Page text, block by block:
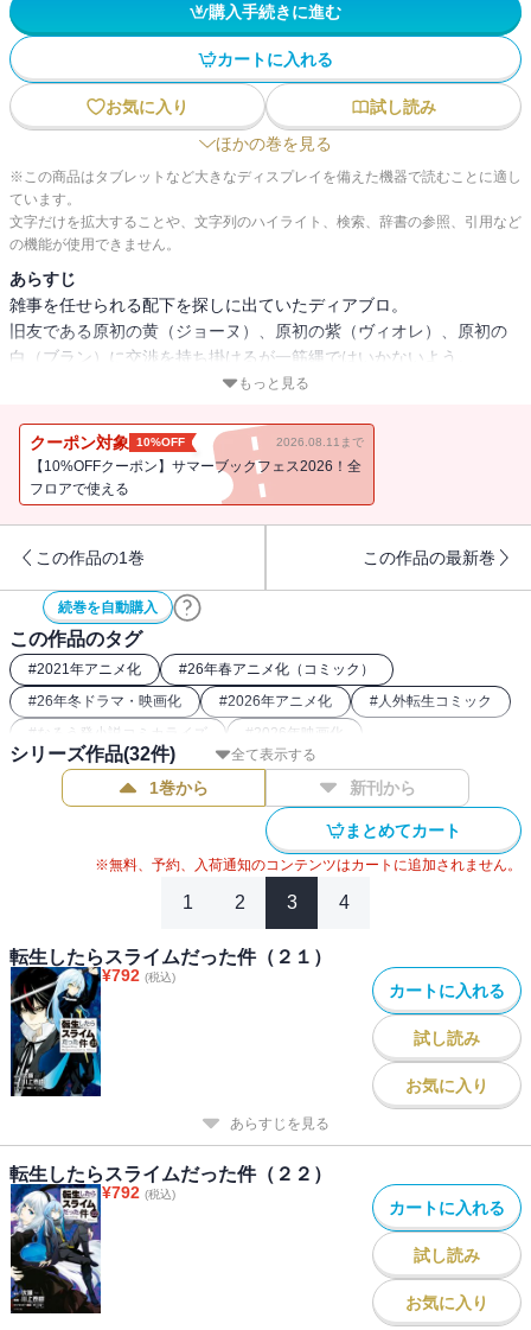
購入手続きに進む
カートに入れる
お気に入り
試し読み
ほかの巻を見る
※この商品はタブレットなど大きなディスプレイを備えた機器で読むことに適し
ています。
文字だけを拡大することや、文字列のハイライト、検索、辞書の参照、引用など
の機能が使用できません。
あらすじ
雑事を任せられる配下を探しに出ていたディアブロ。
旧友である原初の黄（ジョーヌ）、原初の紫（ヴィオレ）、原初の
白（ブラン）に交渉を持ち掛けるが一筋縄ではいかないよう。
一方、テンペストの地下迷宮の研究施設ではラミリスも助手を探し
そこに八星魔王の一人ディーノがテンペストを訪れて来たが――。
ディアブロの配下探し、八星魔王ディーノの訪問、人材不足問題を
抱えるテンペストの前途は！？
もっと見る
クーポン対象 10%OFF 2026.08.11まで
【10%OFFクーポン】サマーブックフェス2026！全
フロアで使える
この作品の1巻 この作品の最新巻
続巻を自動購入
この作品のタグ
#2021年アニメ化 #26年春アニメ化（コミック）
#26年冬ドラマ・映画化 #2026年アニメ化 #人外転生コミック
# なろう発小説コミカライズ #2026年映画化
#2025年ストア人気コミック #異世界転生・召喚コミック
2024年アニメ化 # 2018年アニメ化
最強主人公コミック
講談社漫画賞
全て表示する
シリーズ作品(32件)
1巻から 新刊から
まとめてカート
※無料、予約、入荷通知のコンテンツはカートに追加されません。
1 2 3 4
転生したらスライムだった件（２１）
¥792 (税込)
カートに入れる
試し読み
お気に入り
あらすじを見る
転生したらスライムだった件（２２）
¥792 (税込)
カートに入れる
試し読み
お気に入り